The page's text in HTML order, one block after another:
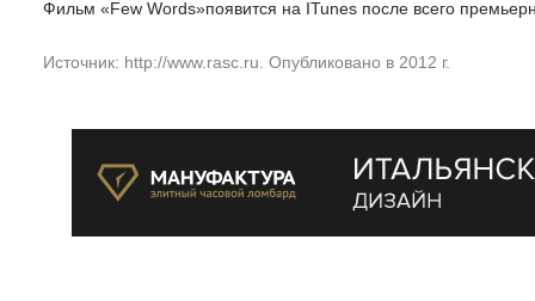
Фильм «Few Words»появится на ITunes после всего
Источник: http://www.rasc.ru. Опубликовано в 2012 г.